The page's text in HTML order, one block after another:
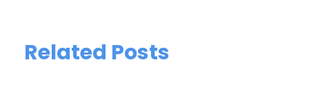
Related Posts